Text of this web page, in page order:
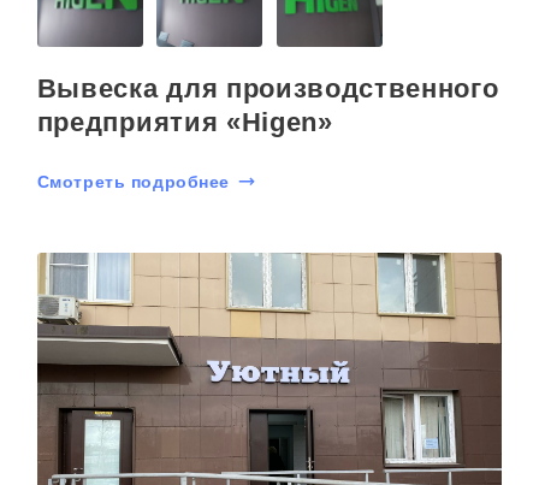
Вывеска для производственного
предприятия «Higen»
Смотреть подробнее